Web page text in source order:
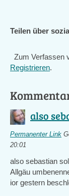
Teilen über
Zum Verfassen
Registrieren.
also
Permanenter Link
20:01
also sebastian
Allgäu
ior gestern